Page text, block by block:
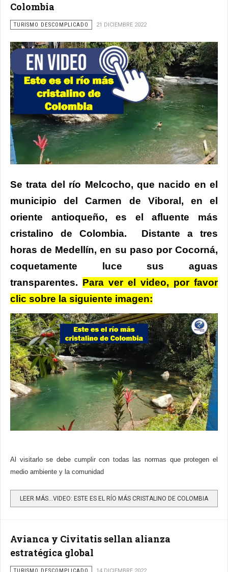
Colombia
TURISMO DESCOMPLICADO 21 DICIEMBRE 2022
Se trata del río Melcocho, que nacido en el
municipio del Carmen de Viboral, en el
oriente antioqueño, es el afluente más
cristalino de Colombia. Distante a tres
horas de Medellín, en su paso por Cocorná,
coquetamente luce sus aguas
transparentes. Para ver el video, por favor
clic sobre la siguiente imagen:
Al visitarlo se debe cumplir con todas las normas que protegen el
medio ambiente y la comunidad
LEER MÁS…VIDEO: ESTE ES EL RÍO MÁS CRISTALINO DE COLOMBIA
Avianca y Civitatis sellan alianza
estratégica global
TURISMO DESCOMPLICADO 14 DICIEMBRE 2022